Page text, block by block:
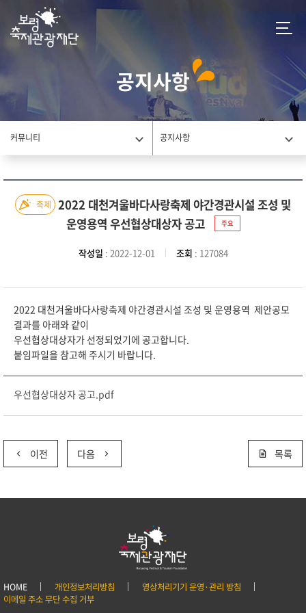
공지사항
커뮤니티 공지사항
축제
2022 대천겨울바다사랑축제 야간경관시설 조성 및
운영용역 우선협상대상자 공고
주요
작성일 : 2022-12-01 조회 : 127084
2022 대천겨울바다사랑축제 야간경관시설 조성 및 운영용역 제안공모
결과를 아래와 같이
우선협상대상자가 선정되었기에 공고합니다.
붙임파일을 참고해 주시기 바랍니다.
우선협상대상자 공고.pdf
이전 다음 목록
HOME 개인정보처리방침
영상처리기기 운영·관리 방침
이메일 주소 무단 수집 거부